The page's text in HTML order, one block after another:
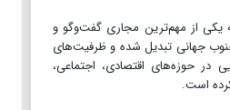
یکی از مهم‌ترین مجاری گفت‌وگو و
جهانی تبدیل شده و ظرفیت‌های
در حوزه‌های اقتصادی، اجتماعی،
است.